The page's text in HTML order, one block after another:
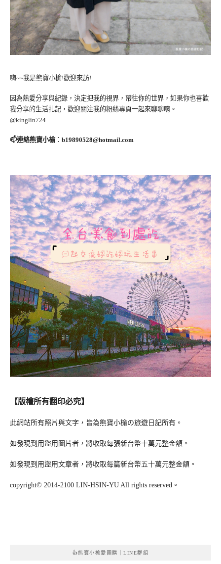
嗨~~我是熊寶小榆!歡迎來訪!
因為熱愛分享與紀錄，決定把我的視界，帶往你的世界，如果你也喜歡
我分享的生活扎記，歡迎關注我的粉絲專頁一起來聊聊唷。
@kinglin724
📫連絡熊寶小榆： b19890528@hotmail.com
【版權所有翻印必究】
此網站所有照片與文字，皆為熊寶小榆の旅遊日記所有。
如發現到用盜用圖片者，將收取每張新台幣十萬元整金額。
如發現到用盜用文章者，將收取每篇新台幣五十萬元整金額。
copyright© 2014-2100 LIN-HSIN-YU All rights reserved。
👍熊寶小榆愛團購｜LINE群組